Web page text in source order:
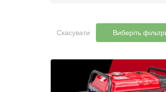
Скасувати Виберіть